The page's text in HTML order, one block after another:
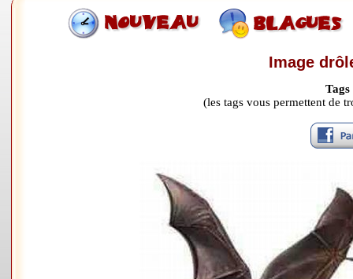
Image
(les tags vous permettent de